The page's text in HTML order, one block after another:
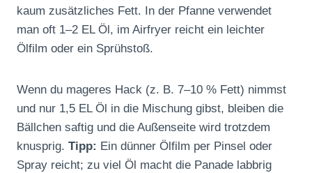
kaum zusätzliches Fett. In der Pfanne verwendet
man oft 1–2 EL Öl, im Airfryer reicht ein leichter
Ölfilm oder ein Sprühstoß.
Wenn du mageres Hack (z. B. 7–10 % Fett) nimmst
und nur 1,5 EL Öl in die Mischung gibst, bleiben die
Bällchen saftig und die Außenseite wird trotzdem
knusprig. Tipp: Ein dünner Ölfilm per Pinsel oder
Spray reicht; zu viel Öl macht die Panade labbrig